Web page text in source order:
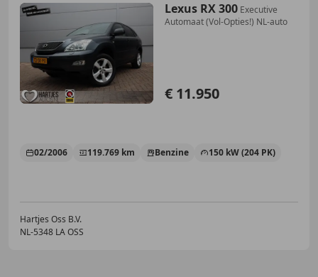
Lexus RX 300 Executive
Automaat (Vol-Opties!) NL-auto
€ 11.950
02/2006 119.769 km Benzine 150 kW (204 PK)
Hartjes Oss B.V.
NL-5348 LA OSS